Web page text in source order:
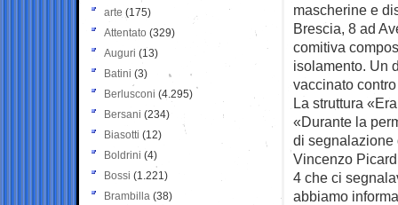
mascherine e
Brescia, 8 ad
comitiva
isolamento. Un
vaccinato
La struttura
«Durante la
di segnalazione
Vincenzo
4 che ci
abbiamo
arte (175)
Attentato (329)
Auguri (13)
Batini (3)
Berlusconi (4.295)
Bersani (234)
Biasotti (12)
Boldrini (4)
Bossi (1.221)
Brambilla (38)